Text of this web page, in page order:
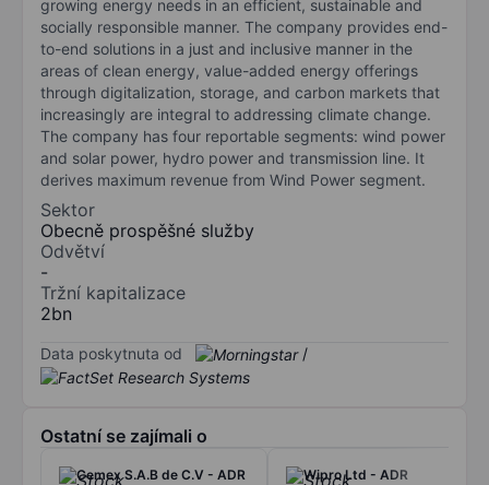
growing energy needs in an efficient, sustainable and
socially responsible manner. The company provides end-
to-end solutions in a just and inclusive manner in the
areas of clean energy, value-added energy offerings
through digitalization, storage, and carbon markets that
increasingly are integral to addressing climate change.
The company has four reportable segments: wind power
and solar power, hydro power and transmission line. It
derives maximum revenue from Wind Power segment.
Sektor
Obecně prospěšné služby
Odvětví
-
Tržní kapitalizace
2bn
Data poskytnuta od /
Ostatní se zajímali o
Cemex S.A.B de C.V - ADR Wipro Ltd - ADR